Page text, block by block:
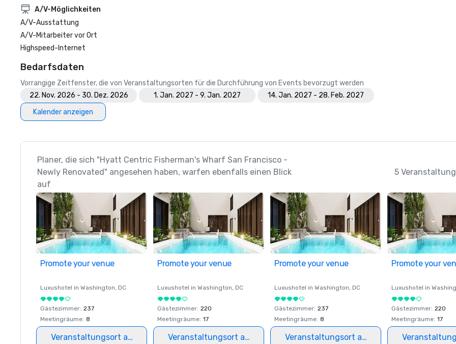
A/V-Möglichkeiten
A/V-Ausstattung
A/V-Mitarbeiter vor Ort
Highspeed-Internet
Bedarfsdaten
Vorrangige Zeitfenster, die von Veranstaltungsorten für die Durchführung von Events bevorzugt werden
22. Nov. 2026 - 30. Dez. 2026
1. Jan. 2027 - 9. Jan. 2027
14. Jan. 2027 - 28. Feb. 2027
Kalender anzeigen
Planer, die sich "Hyatt Centric Fisherman's Wharf San Francisco -
Newly Renovated" angesehen haben, warfen ebenfalls einen Blick
auf
5
Promote your venue
Luxushotel in Washington, DC
Gästezimmer: 237
Meetingräume: 8
Veranstaltungsort auswählen
Promote your venue
Luxushotel in Washington, DC
Gästezimmer: 220
Meetingräume: 17
Veranstaltungsort auswählen
Promote your venue
Luxushotel in Washington, DC
Gästezimmer: 237
Meetingräume: 8
Veranstaltungsort auswählen
Promote your
Luxushotel in
Gästezimmer: 220
Meetingräume: 17